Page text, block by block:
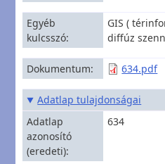
Egyéb
kulcsszó
GIS (
diffúz
Dokumentum 634.pdf
Adatlap tulajdonságai
Adatlap
azonosító
(eredeti)
634